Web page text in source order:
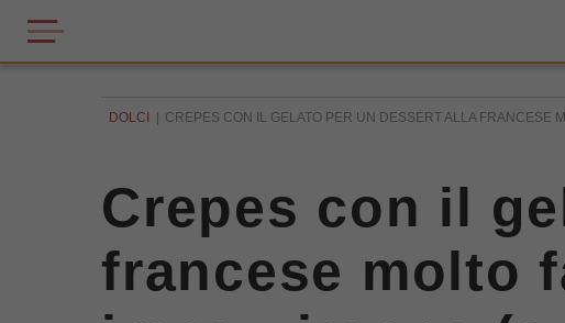
DOLCI CREPES CON IL GELATO PER UN DESSERT ALLA FRANCESE
Crepes con il
francese molto